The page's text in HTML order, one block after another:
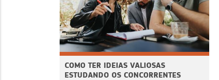
COMO TER IDEIAS VALIOSAS
ESTUDANDO OS CONCORRENTES